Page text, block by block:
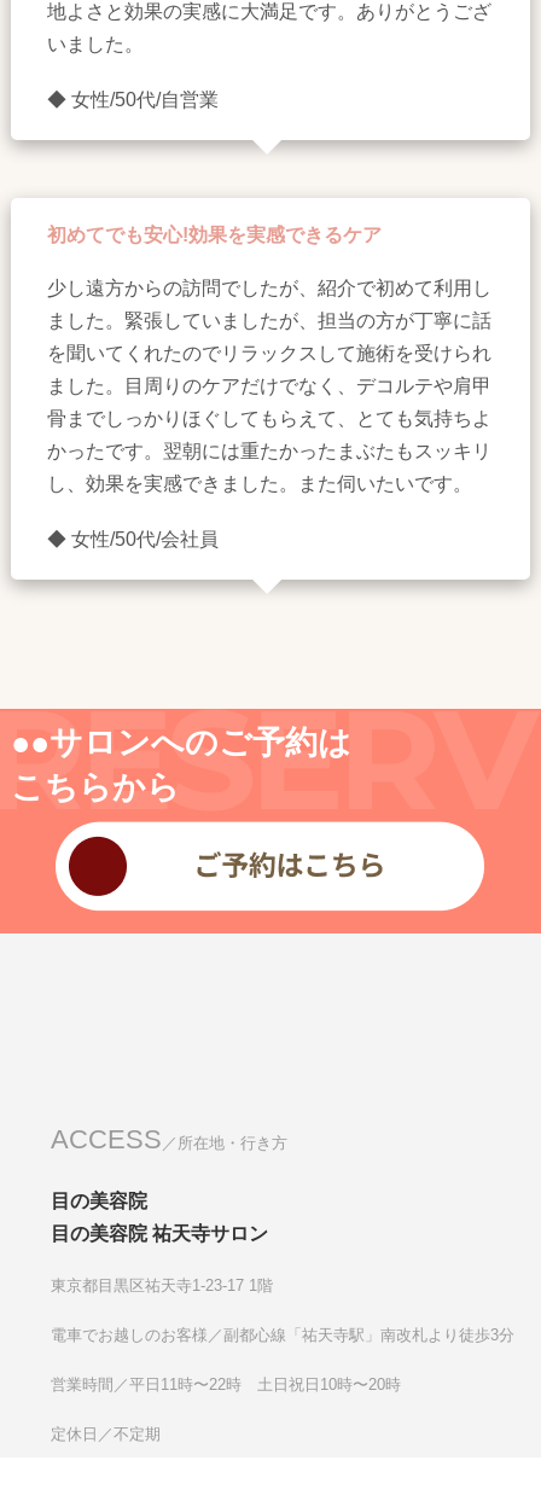
地よさと効果の実感に大満足です。ありがとうござ
いました。
◆ 女性/50代/自営業
初めてでも安心!効果を実感できるケア
少し遠方からの訪問でしたが、紹介で初めて利用し
ました。緊張していましたが、担当の方が丁寧に話
を聞いてくれたのでリラックスして施術を受けられ
ました。目周りのケアだけでなく、デコルテや肩甲
骨までしっかりほぐしてもらえて、とても気持ちよ
かったです。翌朝には重たかったまぶたもスッキリ
し、効果を実感できました。また伺いたいです。
◆ 女性/50代/会社員
●●サロンへのご予約は
こちらから
ACCESS ／所在地・行き方
目の美容院
目の美容院 祐天寺サロン
東京都目黒区祐天寺1-23-17 1階
電車でお越しのお客様／副都心線「祐天寺駅」南改札より徒歩3分
営業時間／平日11時〜22時 土日祝日10時〜20時
定休日／不定期